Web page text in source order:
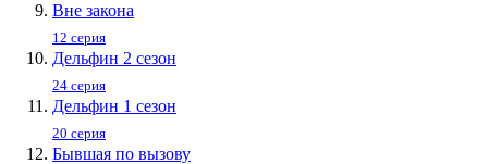
Вне закона
12 серия
Дельфин 2 сезон
24 серия
Дельфин 1 сезон
20 серия
Бывшая по вызову